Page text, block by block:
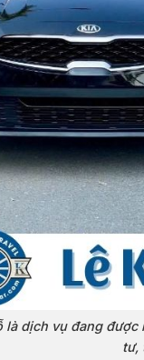
là dịch vụ đang
tư,